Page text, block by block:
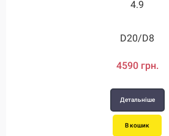
4.9
D20/D8
4590 грн.
Детальніше
В кошик